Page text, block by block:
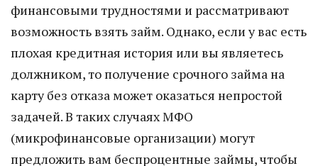
финансовыми трудностями и рассматривают
возможность взять займ. Однако, если у вас есть
плохая кредитная история или вы являетесь
должником, то получение срочного займа на
карту без отказа может оказаться непростой
задачей. В таких случаях МФО
(микрофинансовые организации) могут
предложить вам беспроцентные займы, чтобы